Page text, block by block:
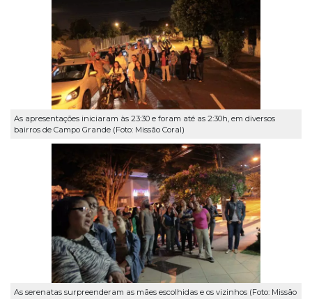
As apresentações iniciaram às 23:30 e foram até as 2:30h, em diversos
bairros de Campo Grande (Foto: Missão Coral)
As serenatas surpreenderam as mães escolhidas e os vizinhos (Foto: Missão